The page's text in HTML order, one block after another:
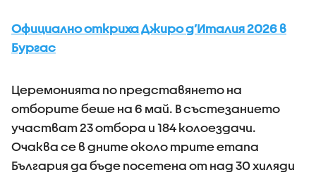
Официално откриха Джиро д’Италия 2026 в
Бургас
Церемонията по представянето на
отборите беше на 6 май. В състезанието
участват 23 отбора и 184 колоездачи.
Очаква се в дните около трите етапа
България да бъде посетена от над 30 хиляди